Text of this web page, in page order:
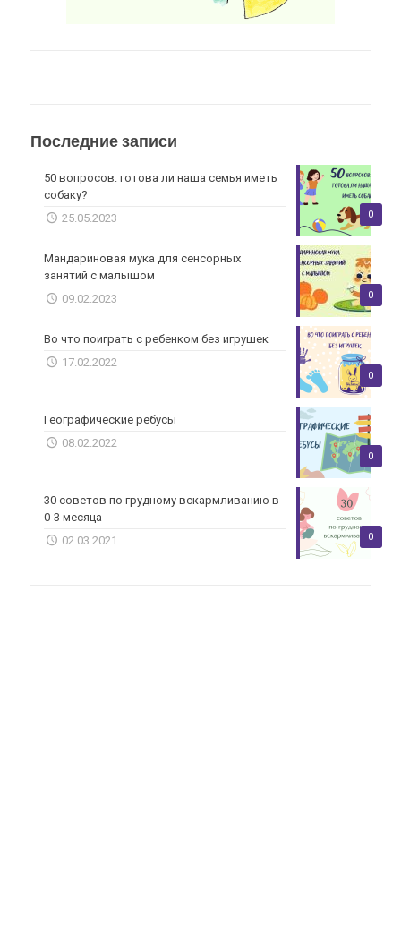
Последние записи
0
50 вопросов: готова ли наша семья иметь
собаку?
25.05.2023
0
Мандариновая мука для сенсорных
занятий с малышом
09.02.2023
0
Во что поиграть с ребенком без игрушек
17.02.2022
0
Географические ребусы
08.02.2022
0
30 советов по грудному вскармливанию в
0-3 месяца
02.03.2021